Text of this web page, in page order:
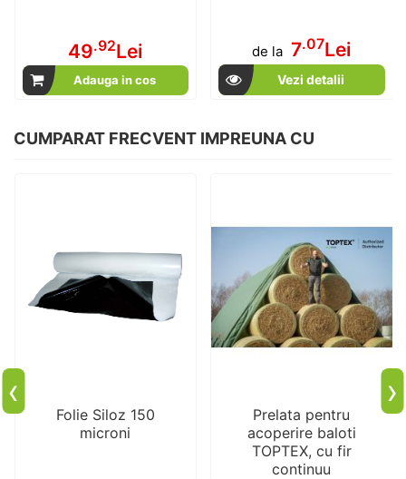
49.92Lei
Adauga in cos
de la 7.07Lei
Vezi detalii
CUMPARAT FRECVENT IMPREUNA CU
Folie Siloz 150
microni
Prelata pentru
acoperire baloti
TOPTEX, cu fir
continuu
‹ ›